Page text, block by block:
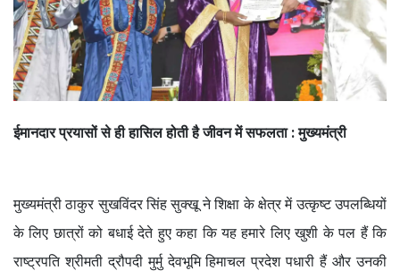
ईमानदार प्रयासों से ही हासिल होती है जीवन में सफलता : मुख्यमंत्री
मुख्यमंत्री ठाकुर सुखविंदर सिंह सुक्खू ने शिक्षा के क्षेत्र में उत्कृष्ट उपलब्धियों
के लिए छात्रों को बधाई देते हुए कहा कि यह हमारे लिए खुशी के पल हैं कि
राष्ट्रपति श्रीमती द्रौपदी मुर्मु देवभूमि हिमाचल प्रदेश पधारी हैं और उनकी